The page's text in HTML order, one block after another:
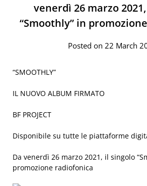
venerdì 26 marzo
“Smoothly” in
Posted on 22 March
“SMOOTHLY”
IL NUOVO ALBUM FIRMATO
BF PROJECT
Disponibile su tutte le piattaforme
Da venerdì 26 marzo 2021, il singolo
promozione radiofonica